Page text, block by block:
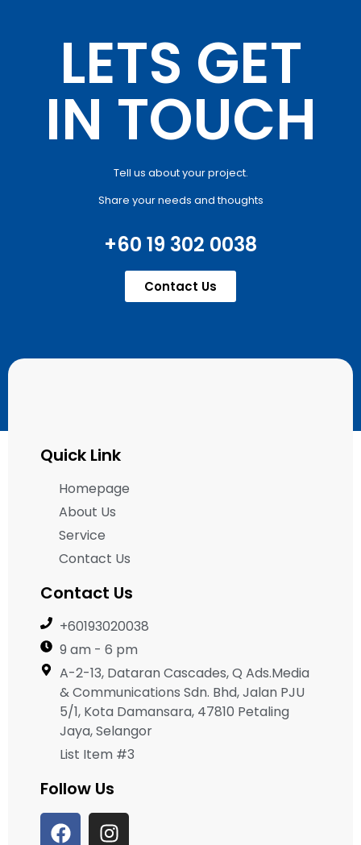
LETS GET
IN TOUCH
Tell us about your project.
Share your needs and thoughts
+60 19 302 0038
Contact Us
Quick Link
Homepage
About Us
Service
Contact Us
Contact Us
+60193020038
9 am - 6 pm
A-2-13, Dataran Cascades, Q Ads.Media
& Communications Sdn. Bhd, Jalan PJU
5/1, Kota Damansara, 47810 Petaling
Jaya, Selangor
List Item #3
Follow Us